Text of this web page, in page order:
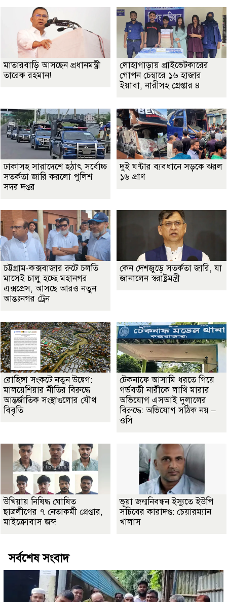
মাতারবাড়ি আসছেন প্রধানমন্ত্রী
তারেক রহমান!
লোহাগাড়ায় প্রাইভেটকারের
গোপন চেম্বারে ১৬ হাজার
ইয়াবা, নারীসহ গ্রেপ্তার ৪
ঢাকাসহ সারাদেশে হঠাৎ সর্বোচ্চ
সতর্কতা জা‌রি করলো পুলিশ
সদর দপ্তর
দুই ঘণ্টার ব্যবধানে সড়কে ঝরল
১৬ প্রাণ
চট্টগ্রাম-কক্সবাজার রুটে চলতি
মাসেই চালু হচ্ছে মহানগর
এক্সপ্রেস, আসছে আরও নতুন
আন্তঃনগর ট্রেন
কেন দেশজুড়ে সতর্কতা জারি, যা
জানালেন স্বরাষ্ট্রমন্ত্রী
রোহিঙ্গা সংকটে নতুন উদ্বেগ:
মালয়েশিয়ার নীতির বিরুদ্ধে
আন্তর্জাতিক সংস্থাগুলোর যৌথ
বিবৃতি
টেকনাফে আসামি ধরতে গিয়ে
গর্ভবতী নারীকে লাথি মারার
অভিযোগ এসআই দুলালের
বিরুদ্ধে: অভিযোগ সঠিক নয় –
ওসি
উখিয়ায় নিষিদ্ধ ঘোষিত
ছাত্রলীগের ৭ নেতাকর্মী গ্রেপ্তার,
মাইক্রোবাস জব্দ
ভূয়া জন্মনিবন্ধন ইস্যুতে ইউপি
সচিবের কারাদণ্ড: চেয়ারম্যান
খালাস
সর্বশেষ সংবাদ